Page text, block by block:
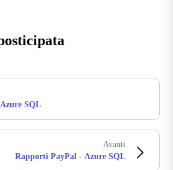
SQL
Avanti
Rapporti PayPal - Azure SQL